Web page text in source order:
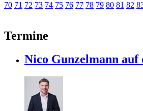
70 71 72 73 74 75 76 77 78 79 80 81 82
Termine
Nico Gunzelmann